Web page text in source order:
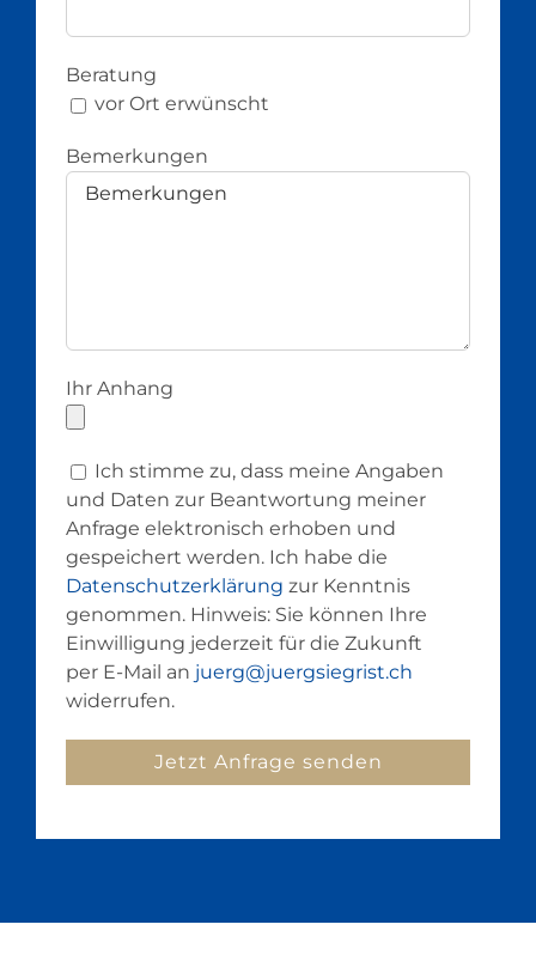
Beratung
vor Ort erwünscht
Bemerkungen
Ihr Anhang
Ich stimme zu, dass meine Angaben
und Daten zur Beantwortung meiner
Anfrage elektronisch erhoben und
gespeichert werden. Ich habe die
Datenschutzerklärung zur Kenntnis
genommen. Hinweis: Sie können Ihre
Einwilligung jederzeit für die Zukunft
per E-Mail an juerg@juergsiegrist.ch
widerrufen.